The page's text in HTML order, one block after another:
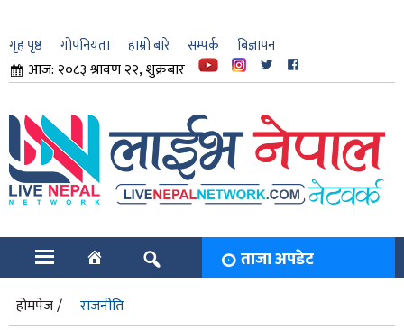
गृह पृष्ठ गोपनियता हाम्रो बारे सम्पर्क बिज्ञापन
आज: २०८३ श्रावण २२, शुक्रबार
ताजा अपडेट
होमपेज / राजनीति